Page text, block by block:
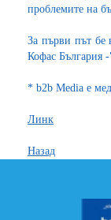
проблемите на
За първи път бе
Кофас
* b2b Media e
Линк
Назад